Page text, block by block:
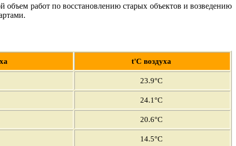
работ по восстановлению старых объектов и возведению
t'С воздуха
23.9°C
24.1°C
20.6°C
14.5°C